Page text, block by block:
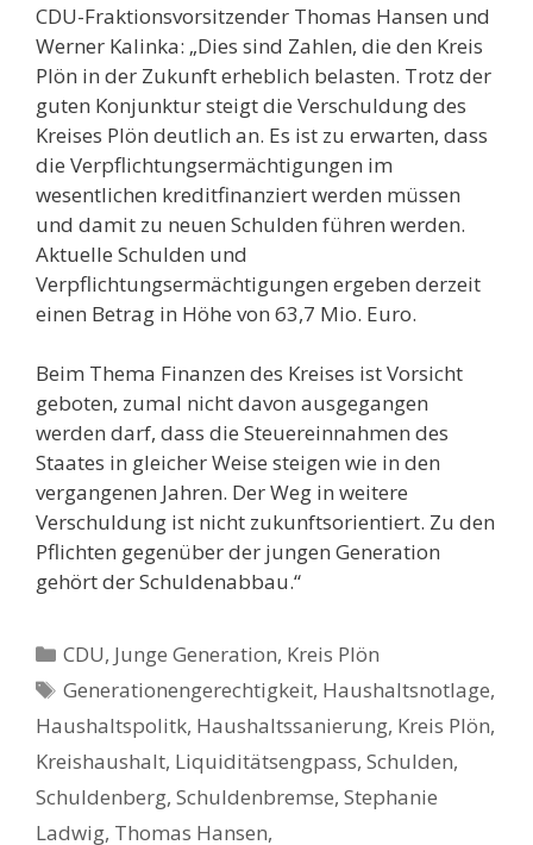
CDU-Fraktionsvorsitzender Thomas Hansen und
Werner Kalinka: „Dies sind Zahlen, die den Kreis
Plön in der Zukunft erheblich belasten. Trotz der
guten Konjunktur steigt die Verschuldung des
Kreises Plön deutlich an. Es ist zu erwarten, dass
die Verpflichtungsermächtigungen im
wesentlichen kreditfinanziert werden müssen
und damit zu neuen Schulden führen werden.
Aktuelle Schulden und
Verpflichtungsermächtigungen ergeben derzeit
einen Betrag in Höhe von 63,7 Mio. Euro.
Beim Thema Finanzen des Kreises ist Vorsicht
geboten, zumal nicht davon ausgegangen
werden darf, dass die Steuereinnahmen des
Staates in gleicher Weise steigen wie in den
vergangenen Jahren. Der Weg in weitere
Verschuldung ist nicht zukunftsorientiert. Zu den
Pflichten gegenüber der jungen Generation
gehört der Schuldenabbau.“
Kategorien
CDU, Junge Generation, Kreis Plön
Schlagwörter
Generationengerechtigkeit, Haushaltsnotlage,
Haushaltspolitk, Haushaltssanierung, Kreis Plön,
Kreishaushalt, Liquiditätsengpass, Schulden,
Schuldenberg, Schuldenbremse, Stephanie
Ladwig, Thomas Hansen,